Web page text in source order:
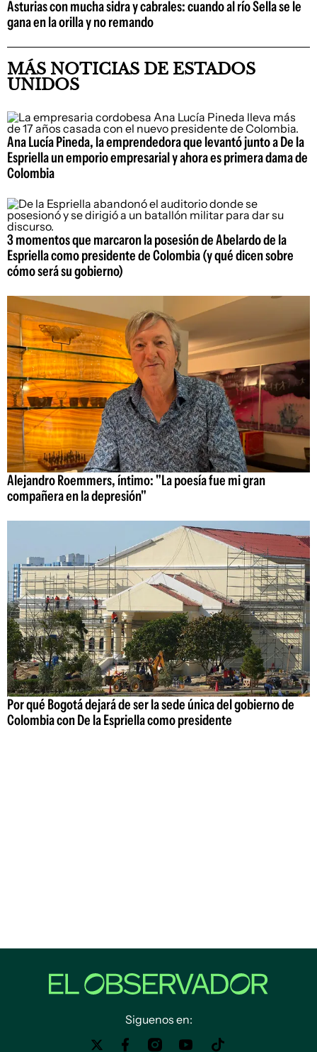
Asturias con mucha sidra y cabrales: cuando al río Sella se le
gana en la orilla y no remando
MÁS NOTICIAS DE ESTADOS
UNIDOS
Ana Lucía Pineda, la emprendedora que levantó junto a De la
Espriella un emporio empresarial y ahora es primera dama de
Colombia
3 momentos que marcaron la posesión de Abelardo de la
Espriella como presidente de Colombia (y qué dicen sobre
cómo será su gobierno)
Alejandro Roemmers, íntimo: "La poesía fue mi gran
compañera en la depresión"
Por qué Bogotá dejará de ser la sede única del gobierno de
Colombia con De la Espriella como presidente
Siguenos en: